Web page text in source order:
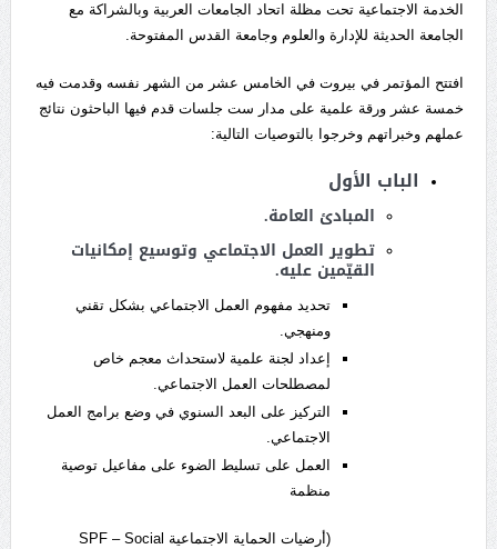
الخدمة الاجتماعية تحت مظلة اتحاد الجامعات العربية وبالشراكة مع
الجامعة الحديثة للإدارة والعلوم وجامعة القدس المفتوحة.
افتتح المؤتمر في بيروت في الخامس عشر من الشهر نفسه وقدمت فيه
خمسة عشر ورقة علمية على مدار ست جلسات قدم فيها الباحثون نتائج
عملهم وخبراتهم وخرجوا بالتوصيات التالية:
الباب الأول
المبادئ العامة.
تطوير العمل الاجتماعي وتوسيع إمكانيات
القيّمين عليه.
تحديد مفهوم العمل الاجتماعي بشكل تقني
ومنهجي.
إعداد لجنة علمية لاستحداث معجم خاص
لمصطلحات العمل الاجتماعي.
التركيز على البعد السنوي في وضع برامج العمل
الاجتماعي.
العمل على تسليط الضوء على مفاعيل توصية
منظمة
(أرضيات الحماية الاجتماعية SPF – Social